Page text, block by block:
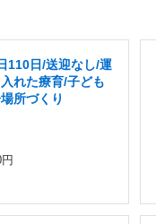
110日/送迎なし/運
れた療育/子ども
所づくり